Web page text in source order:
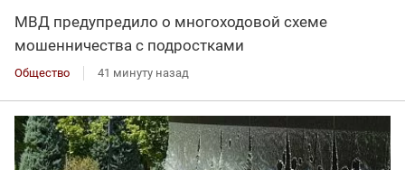
МВД предупредило о многоходовой схеме
мошенничества с подростками
Общество 41 минуту назад